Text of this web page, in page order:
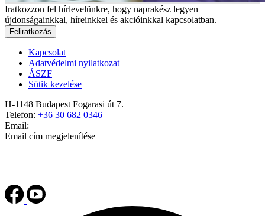
Iratkozzon fel hírlevelünkre, hogy naprakész legyen
újdonságainkkal, híreinkkel és akcióinkkal kapcsolatban.
Feliratkozás
Kapcsolat
Adatvédelmi nyilatkozat
ÁSZF
Sütik kezelése
H-1148 Budapest Fogarasi út 7.
Telefon: +36 30 682 0346
Email:
Email cím megjelenítése